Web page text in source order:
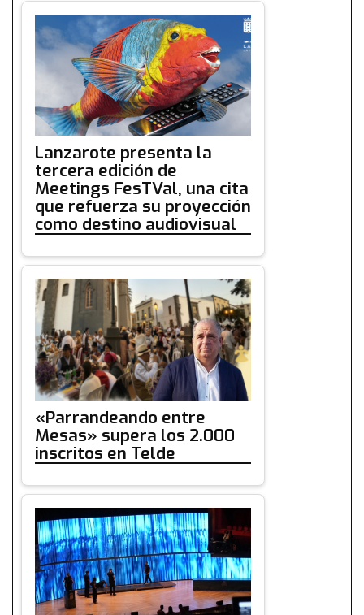
Lanzarote presenta la
tercera edición de
Meetings FesTVal, una cita
que refuerza su proyección
como destino audiovisual
«Parrandeando entre
Mesas» supera los 2.000
inscritos en Telde